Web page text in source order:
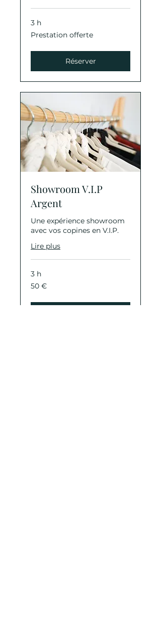
3 h
Prestation
offerte
Prestation offerte
Réserver
Showroom V.I.P
Argent
Une expérience showroom
avec vos copines en V.I.P.
Lire plus
3 h
50
euros
50 €